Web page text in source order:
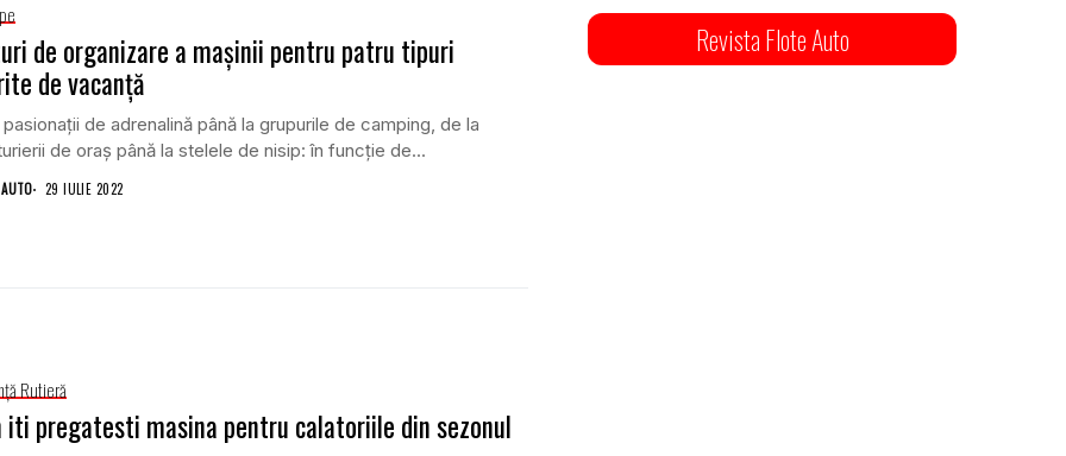
de organizare a mașinii pentru patru tipuri
de vacanță
pasionații de adrenalină până la grupurile de camping, de la
de oraș până la stelele de nisip: în funcție de...
29 IULIE 2022
Rutieră
iti pregatesti masina pentru calatoriile din sezonul
Revista Flote Auto